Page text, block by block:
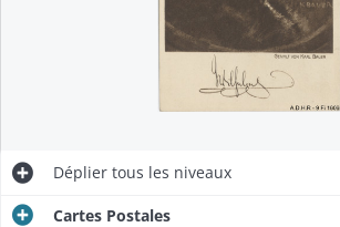
Déplier tous les niveaux
Cartes Postales